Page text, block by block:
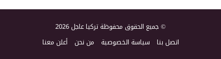
© جميع الحقوق محفوظة تركيا عاجل 2026
اتصل بنا سياسة الخصوصية من نحن أعلن معنا